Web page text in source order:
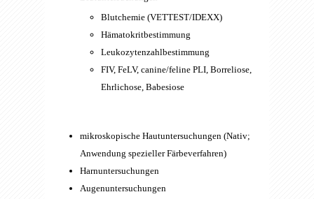
Blutchemie (VETTEST/IDEXX)
Hämatokritbestimmung
Leukozytenzahlbestimmung
FIV, FeLV, canine/feline PLI, Borreliose,
Ehrlichose, Babesiose
mikroskopische Hautuntersuchungen (Nativ;
Anwendung spezieller Färbeverfahren)
Harnuntersuchungen
Augenuntersuchungen